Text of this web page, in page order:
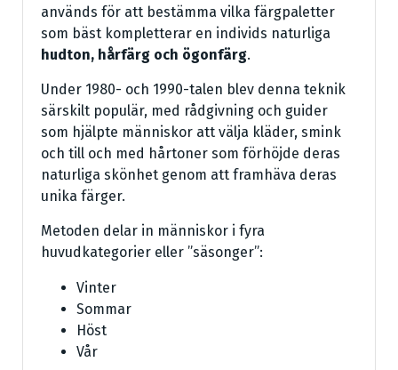
används för att bestämma vilka färgpaletter
som bäst kompletterar en individs naturliga
hudton, hårfärg och ögonfärg.
Under 1980- och 1990-talen blev denna teknik
särskilt populär, med rådgivning och guider
som hjälpte människor att välja kläder, smink
och till och med hårtoner som förhöjde deras
naturliga skönhet genom att framhäva deras
unika färger.
Metoden delar in människor i fyra
huvudkategorier eller ”säsonger”:
Vinter
Sommar
Höst
Vår